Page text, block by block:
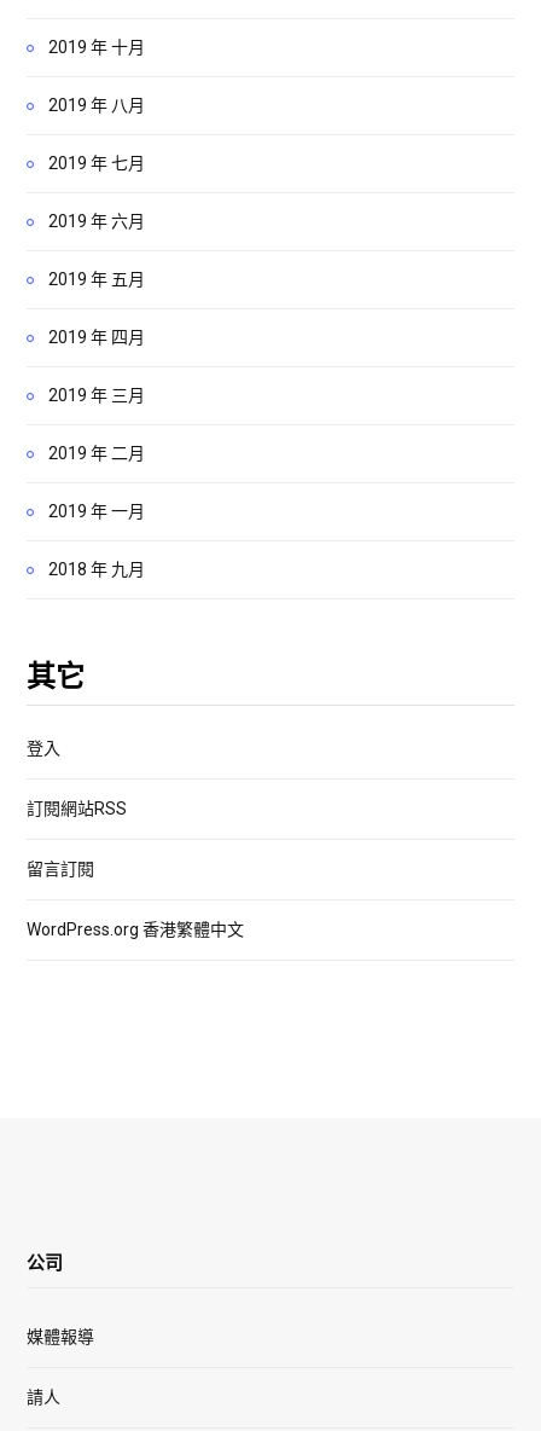
2019 年 十月
2019 年 八月
2019 年 七月
2019 年 六月
2019 年 五月
2019 年 四月
2019 年 三月
2019 年 二月
2019 年 一月
2018 年 九月
其它
登入
訂閱網站RSS
留言訂閱
WordPress.org 香港繁體中文
公司
媒體報導
請人